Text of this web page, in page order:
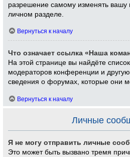
разрешение самому изменять вашу
личном разделе.
Вернуться к началу
Что означает ссылка «Наша
На этой странице вы найдёте
модераторов конференции и
сведения о форумах, которые они
Вернуться к началу
Личные
Я не могу отправить личные
Это может быть вызвано тремя